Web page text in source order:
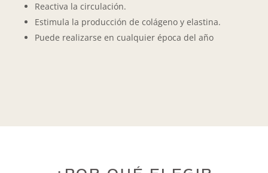
Reactiva la circulación.
Estimula la producción de colágeno y elastina.
Puede realizarse en cualquier época del año